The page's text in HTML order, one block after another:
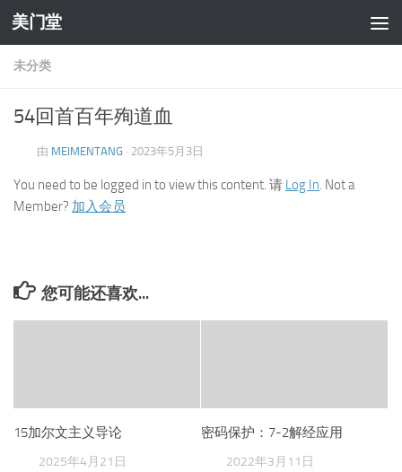
跳至内容
美门堂
未分类
54回首百年殉道血
由 MEIMENTANG · 2023年5月3日
You need to be logged in to view this content. 请 Log In. Not a
Member? 加入会员
您可能还喜欢...
15加尔文主义导论
2025年4月21日
密码保护：7-2解经应用
2022年3月11日